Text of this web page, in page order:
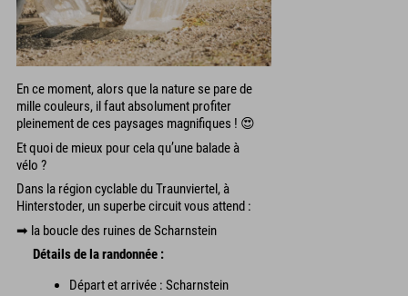
En ce moment, alors que la nature se pare de
mille couleurs, il faut absolument profiter
pleinement de ces paysages magnifiques ! 😍
Et quoi de mieux pour cela qu’une balade à
vélo ?
Dans la région cyclable du Traunviertel, à
Hinterstoder, un superbe circuit vous attend :
➡ la boucle des ruines de Scharnstein
Détails de la randonnée :
Départ et arrivée : Scharnstein